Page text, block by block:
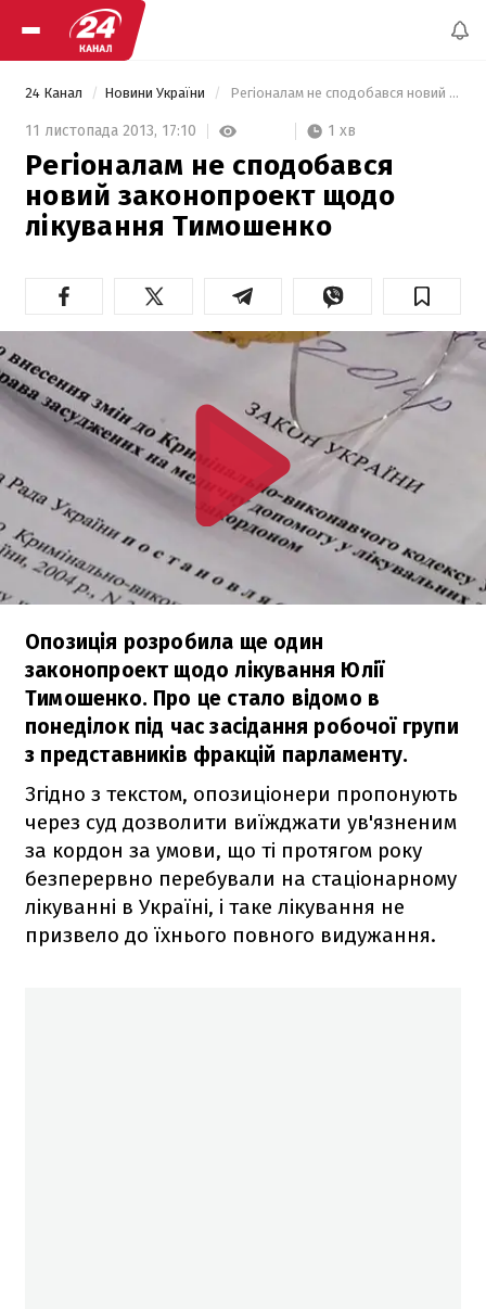
24 Канал Новини України Регіоналам не сподобався новий законопроект щодо лікування Тимошенко
11 листопада 2013, 17:10 1 хв
Регіоналам не сподобався
новий законопроект щодо
лікування Тимошенко
Опозиція розробила ще один
законопроект щодо лікування Юлії
Тимошенко. Про це стало відомо в
понеділок під час засідання робочої групи
з представників фракцій парламенту.
Згідно з текстом, опозиціонери пропонують
через суд дозволити виїжджати ув'язненим
за кордон за умови, що ті протягом року
безперервно перебували на стаціонарному
лікуванні в Україні, і таке лікування не
призвело до їхнього повного видужання.